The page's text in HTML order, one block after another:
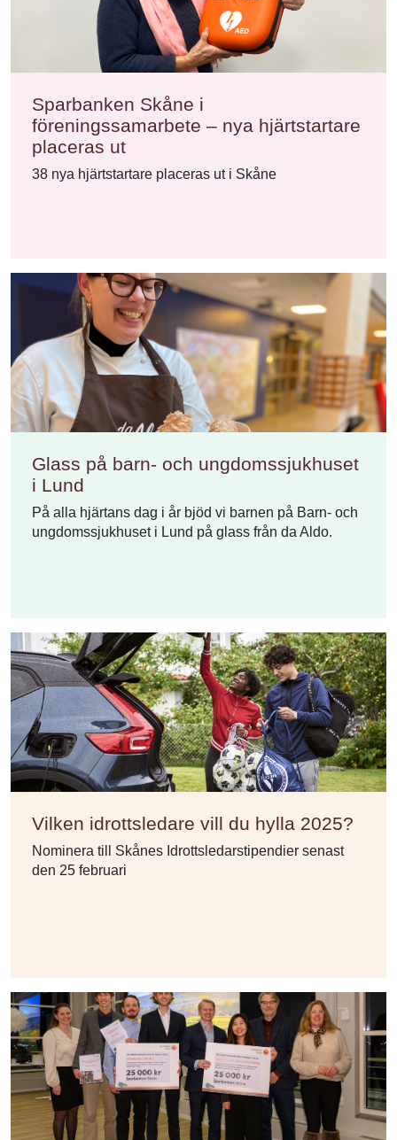
Sparbanken Skåne i
föreningssamarbete – nya hjärtstartare
placeras ut
38 nya hjärtstartare placeras ut i Skåne
Glass på barn- och ungdomssjukhuset
i Lund
På alla hjärtans dag i år bjöd vi barnen på Barn- och
ungdomssjukhuset i Lund på glass från da Aldo.
Vilken idrottsledare vill du hylla 2025?
Nominera till Skånes Idrottsledarstipendier senast
den 25 februari